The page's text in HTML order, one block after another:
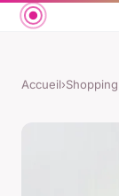
Accueil›Shopping